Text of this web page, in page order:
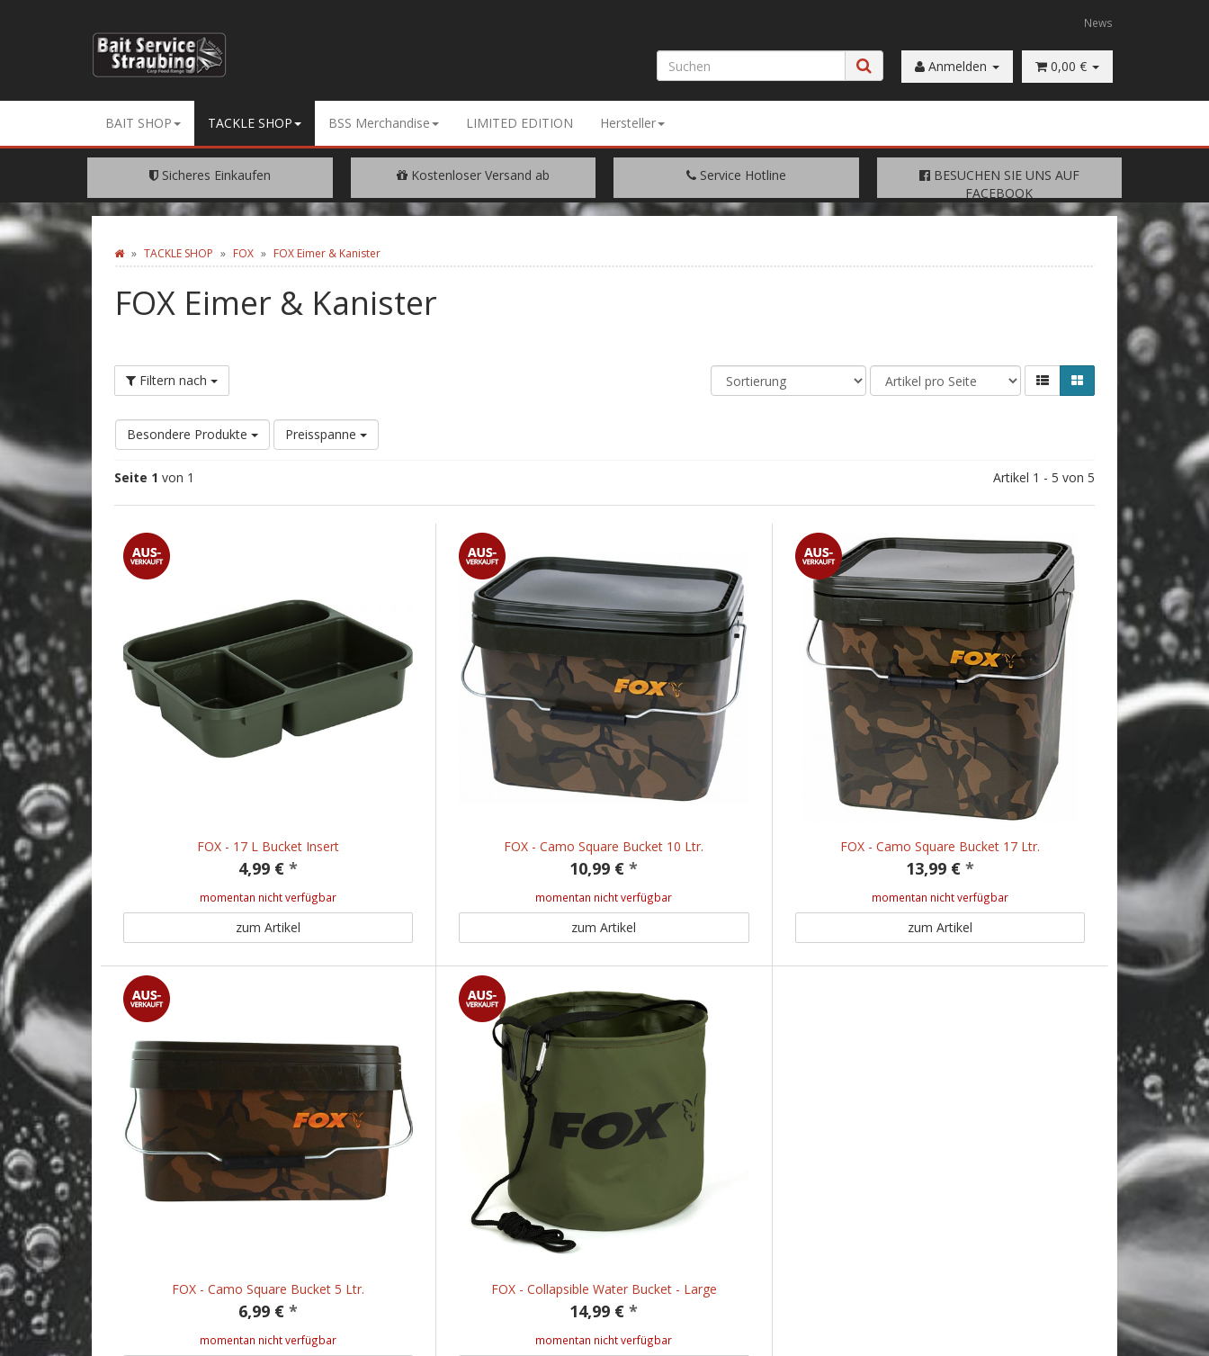
News
Anmelden 0,00 €
BAIT SHOP TACKLE SHOP BSS Merchandise LIMITED EDITION Hersteller
Sicheres Einkaufen
Dank SSL Verschüsselung Kostenloser Versand ab
EINEM WARENWERT VON € 200.- Service Hotline
+49 (0) 9429/948344
BESUCHEN SIE UNS AUF
FACEBOOK
BESUCHEN SIE UNS AUF
FACEBOOK
TACKLE SHOP FOX FOX Eimer & Kanister
FOX Eimer & Kanister
Filtern nach
Besondere Produkte Preisspanne
Seite 1 von 1 Artikel 1 - 5 von 5
FOX - 17 L Bucket Insert
4,99 € *
momentan nicht verfügbar
zum Artikel
FOX - Camo Square Bucket 10 Ltr.
10,99 € *
momentan nicht verfügbar
zum Artikel
FOX - Camo Square Bucket 17 Ltr.
13,99 € *
momentan nicht verfügbar
zum Artikel
FOX - Camo Square Bucket 5 Ltr.
6,99 € *
momentan nicht verfügbar
FOX - Collapsible Water Bucket - Large
14,99 € *
momentan nicht verfügbar